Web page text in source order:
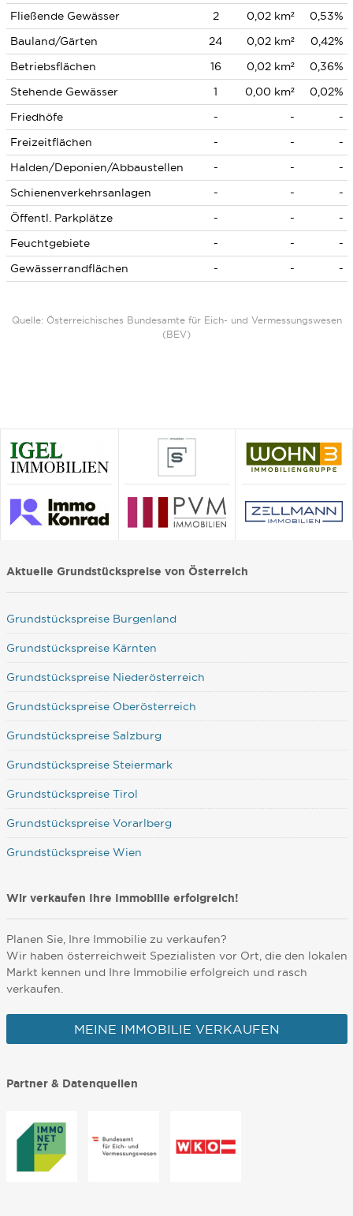
Fließende Gewässer 2 0,02 km²
0,53%
Bauland/Gärten
24 0,02 km²
0,42%
Betriebsflächen
16 0,02 km²
0,36%
Stehende Gewässer
1 0,00 km²
0,02%
Friedhöfe
- -
-
Freizeitflächen
- -
-
Halden/Deponien/Abbaustellen
- -
-
Schienenverkehrsanlagen
- -
-
Öffentl. Parkplätze
- -
-
Feuchtgebiete
- -
-
Gewässerrandflächen
- - -
Quelle: Österreichisches Bundesamte für Eich- und Vermessungswesen
(BEV)
Aktuelle Grundstückspreise von Österreich
Grundstückspreise Burgenland
Grundstückspreise Kärnten
Grundstückspreise Niederösterreich
Grundstückspreise Oberösterreich
Grundstückspreise Salzburg
Grundstückspreise Steiermark
Grundstückspreise Tirol
Grundstückspreise Vorarlberg
Grundstückspreise Wien
Wir verkaufen Ihre Immobilie erfolgreich!
Planen Sie, Ihre Immobilie zu verkaufen?
Wir haben österreichweit Spezialisten vor Ort, die den lokalen
Markt kennen und Ihre Immobilie erfolgreich und rasch
verkaufen.
MEINE IMMOBILIE VERKAUFEN
Partner & Datenquellen